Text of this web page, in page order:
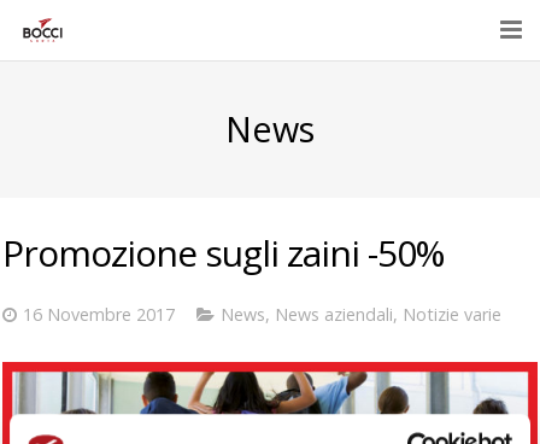
Eventi e promozioni
Contatti
E-Shop
News
Promozione sugli zaini -50%
16 Novembre 2017 News, News aziendali, Notizie varie